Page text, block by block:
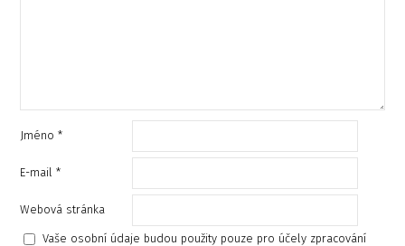
Jméno*
E-mail*
Webová stránka
Vaše osobní údaje budou použity pouze pro účely zpracování